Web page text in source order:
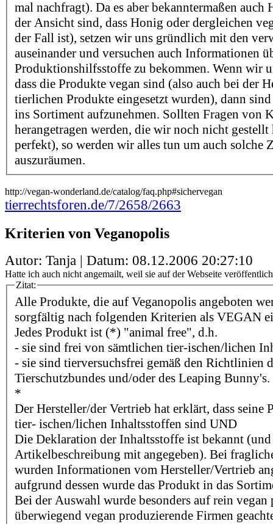
mal nachfragt). Da es aber bekanntermaßen auch
der Ansicht sind, dass Honig oder dergleichen
der Fall ist), setzen wir uns gründlich mit den
auseinander und versuchen auch Informationen
Produktionshilfsstoffe zu bekommen. Wenn wir
dass die Produkte vegan sind (also auch bei der
tierlichen Produkte eingesetzt wurden), dann
ins Sortiment aufzunehmen. Sollten Fragen von
herangetragen werden, die wir noch nicht gestellt
perfekt), so werden wir alles tun um auch solche
auszuräumen.
http://vegan-wonderland.de/catalog/faq.php#sichervegan
tierrechtsforen.de/7/2658/2663
Kriterien von Veganopolis
Autor: Tanja | Datum: 08.12.2006 20:27:10
Hatte ich auch nicht angemailt, weil sie auf der Webseite
Zitat:
Alle Produkte, die auf Veganopolis angeboten
sorgfältig nach folgenden Kriterien als VEGAN
Jedes Produkt ist (*) "animal free", d.h.
- sie sind frei von sämtlichen tier-ischen/lichen
- sie sind tierversuchsfrei gemäß den Richtlinien
Tierschutzbundes und/oder des Leaping Bunny's.
*
Der Hersteller/der Vertrieb hat erklärt, dass seine
tier- ischen/lichen Inhaltsstoffen sind UND
Die Deklaration der Inhaltsstoffe ist bekannt
Artikelbeschreibung mit angegeben). Bei
wurden Informationen vom Hersteller/Vertrieb
aufgrund dessen wurde das Produkt in das
Bei der Auswahl wurde besonders auf rein vegan
überwiegend vegan produzierende Firmen